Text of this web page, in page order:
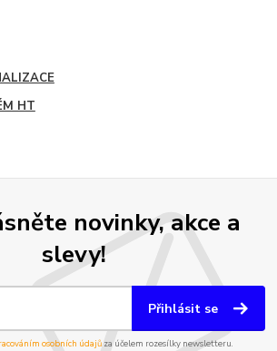
HT
novinky, akce a
slevy!
Přihlásit se
osobních údajůza účelem rozesílky newsletteru.